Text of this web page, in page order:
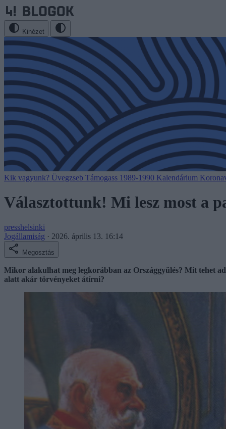
Kinézet
Kik vagyunk? Üvegzseb Támogass 1989-1990 Kalendárium
Választottunk! Mi lesz most a
presshelsinki
Jogállamiság · 2026. április 13. 16:14
Megosztás
Mikor alakulhat meg legkorábban az Országgyűlés? Mit tehet
alatt akár törvényeket átírni?